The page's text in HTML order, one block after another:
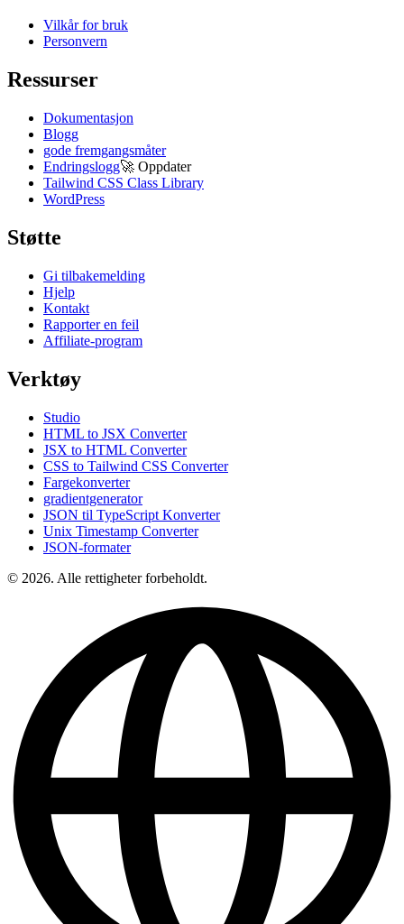
Vilkår for bruk
Personvern
Ressurser
Dokumentasjon
Blogg
gode fremgangsmåter
Endringslogg🚀 Oppdater
Tailwind CSS Class Library
WordPress
Støtte
Gi tilbakemelding
Hjelp
Kontakt
Rapporter en feil
Affiliate-program
Verktøy
Studio
HTML to JSX Converter
JSX to HTML Converter
CSS to Tailwind CSS Converter
Fargekonverter
gradientgenerator
JSON til TypeScript Konverter
Unix Timestamp Converter
JSON-formater
© 2026. Alle rettigheter forbeholdt.